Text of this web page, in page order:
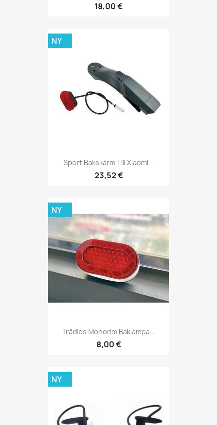
18,00 €
Sport Bakskärm Till Xiaomi...
23,52 €
NY
Trådlös Monorim Baklampa...
8,00 €
NY
NY